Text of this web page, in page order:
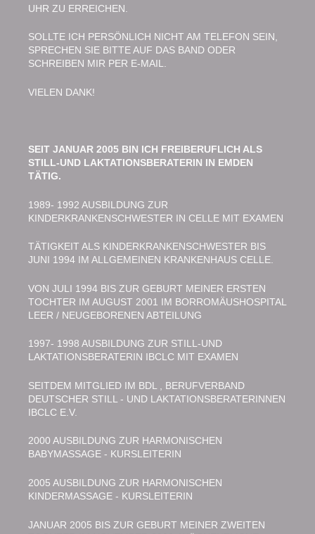
UHR ZU ERREICHEN.
SOLLTE ICH PERSÖNLICH NICHT AM TELEFON SEIN,
SPRECHEN SIE BITTE AUF DAS BAND ODER
SCHREIBEN MIR PER E-MAIL.
VIELEN DANK!
SEIT JANUAR 2005 BIN ICH FREIBERUFLICH ALS
STILL-UND LAKTATIONSBERATERIN IN EMDEN
TÄTIG.
1989- 1992 AUSBILDUNG ZUR
KINDERKRANKENSCHWESTER IN CELLE MIT EXAMEN
TÄTIGKEIT ALS KINDERKRANKENSCHWESTER BIS
JUNI 1994 IM ALLGEMEINEN KRANKENHAUS CELLE.
VON JULI 1994 BIS ZUR GEBURT MEINER ERSTEN
TOCHTER IM AUGUST 2001 IM BORROMÄUSHOSPITAL
LEER / NEUGEBORENEN ABTEILUNG
1997- 1998 AUSBILDUNG ZUR STILL-UND
LAKTATIONSBERATERIN IBCLC MIT EXAMEN
SEITDEM MITGLIED IM BDL , BERUFVERBAND
DEUTSCHER STILL - UND LAKTATIONSBERATERINNEN
IBCLC E.V.
2000 AUSBILDUNG ZUR HARMONISCHEN
BABYMASSAGE - KURSLEITERIN
2005 AUSBILDUNG ZUR HARMONISCHEN
KINDERMASSAGE - KURSLEITERIN
JANUAR 2005 BIS ZUR GEBURT MEINER ZWEITEN